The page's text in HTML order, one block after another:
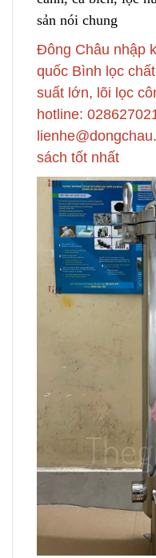
sản nói chung
Đông Châu nhập
quốc Bình lọc
suất lớn, lõi lọc
hotline:
sách tốt nhất